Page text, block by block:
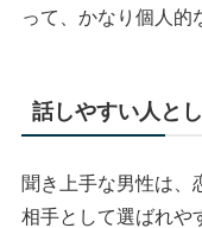
って、かなり個人的
話しやすい人と
聞き上手な男性は、
相手として選ばれや